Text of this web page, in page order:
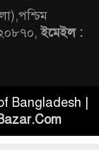
ইমেইল :
Bangladesh |